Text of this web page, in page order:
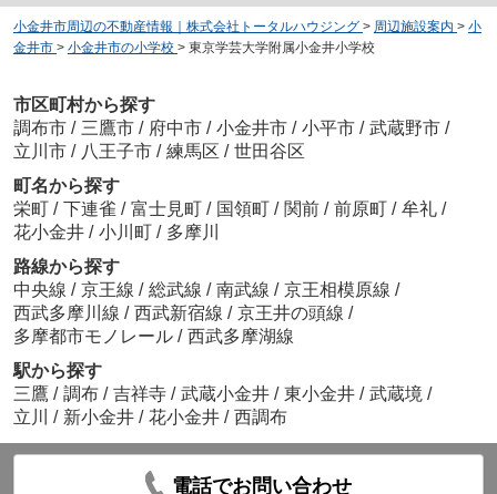
小金井市周辺の不動産情報｜株式会社トータルハウジング > 周辺施設案内 > 小
金井市 > 小金井市の小学校 > 東京学芸大学附属小金井小学校
市区町村から探す
調布市 / 三鷹市 / 府中市 / 小金井市 / 小平市 / 武蔵野市 /
立川市 / 八王子市 / 練馬区 / 世田谷区
町名から探す
栄町 / 下連雀 / 富士見町 / 国領町 / 関前 / 前原町 / 牟礼 /
花小金井 / 小川町 / 多摩川
路線から探す
中央線 / 京王線 / 総武線 / 南武線 / 京王相模原線 /
西武多摩川線 / 西武新宿線 / 京王井の頭線 /
多摩都市モノレール / 西武多摩湖線
駅から探す
三鷹 / 調布 / 吉祥寺 / 武蔵小金井 / 東小金井 / 武蔵境 /
立川
/ 新小金井 / 花小金井 / 西調布
電話でお問い合わせ